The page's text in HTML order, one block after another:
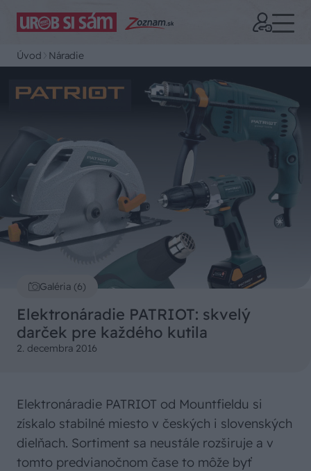
Úvod Náradie
Galéria (6)
Elektronáradie PATRIOT: skvelý
darček pre každého kutila
2. decembra 2016
Elektronáradie PATRIOT od Mountfieldu si
získalo stabilné miesto v českých i slovenských
dielňach. Sortiment sa neustále rozširuje a v
tomto predvianočnom čase to môže byť